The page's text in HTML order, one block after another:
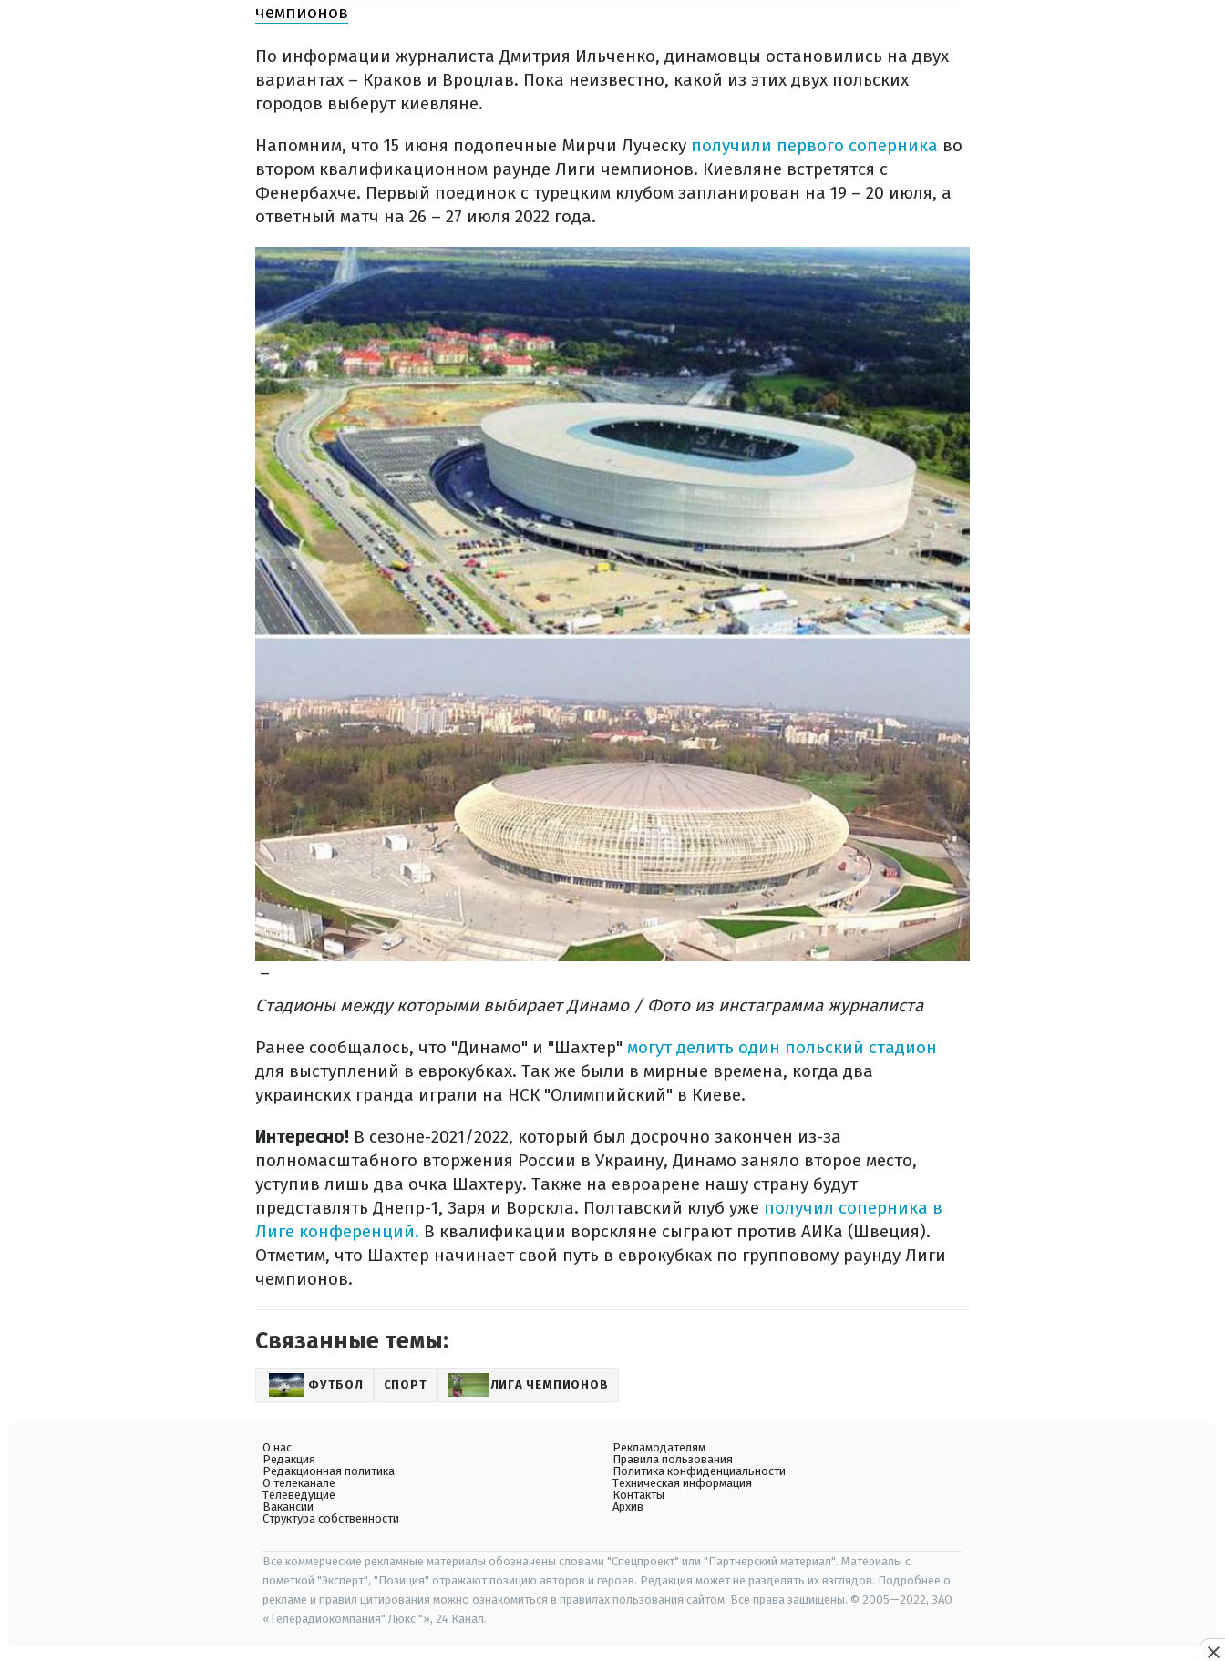
чемпионов
По информации журналиста Дмитрия Ильченко, динамовцы остановились на двух
вариантах – Краков и Вроцлав. Пока неизвестно, какой из этих двух польских
городов выберут киевляне.
Напомним, что 15 июня подопечные Мирчи Луческу получили первого соперника во
втором квалификационном раунде Лиги чемпионов. Киевляне встретятся с
Фенербахче. Первый поединок с турецким клубом запланирован на 19 – 20 июля, а
ответный матч на 26 – 27 июля 2022 года.
–
Стадионы между которыми выбирает Динамо / Фото из инстаграмма журналиста
Ранее сообщалось, что "Динамо" и "Шахтер" могут делить один польский стадион
для выступлений в еврокубках. Так же были в мирные времена, когда два
украинских гранда играли на НСК "Олимпийский" в Киеве.
Интересно! В сезоне-2021/2022, который был досрочно закончен из-за
полномасштабного вторжения России в Украину, Динамо заняло второе место,
уступив лишь два очка Шахтеру. Также на евроарене нашу страну будут
представлять Днепр-1, Заря и Ворскла. Полтавский клуб уже получил соперника в
Лиге конференций. В квалификации ворскляне сыграют против АИКа (Швеция).
Отметим, что Шахтер начинает свой путь в еврокубках по групповому раунду Лиги
чемпионов.
Связанные темы:
ФУТБОЛ СПОРТ ЛИГА ЧЕМПИОНОВ
О нас
Редакция
Редакционная политика
О телеканале
Телеведущие
Вакансии
Структура собственности
Рекламодателям
Правила пользования
Политика конфиденциальности
Техническая информация
Контакты
Архив
Все коммерческие рекламные материалы обозначены словами "Спецпроект" или "Партнерский материал". Материалы с
пометкой "Эксперт", "Позиция" отражают позицию авторов и героев. Редакция может не разделять их взглядов. Подробнее о
рекламе и правил цитирования можно ознакомиться в правилах пользования сайтом. Все права защищены. © 2005—2022, ЗАО
«Телерадиокомпания" Люкс "», 24 Канал.